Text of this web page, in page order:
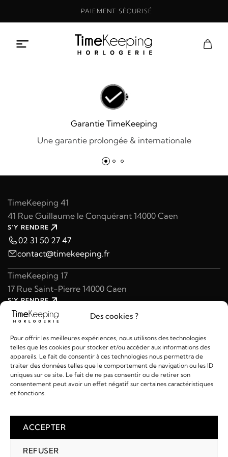
Des cookies ?
Pour offrir les meilleures expériences, nous utilisons des technologies
telles que les cookies pour stocker et/ou accéder aux informations des
appareils. Le fait de consentir à ces technologies nous permettra de
traiter des données telles que le comportement de navigation ou les ID
uniques sur ce site. Le fait de ne pas consentir ou de retirer son
consentement peut avoir un effet négatif sur certaines caractéristiques
et fonctions.
ACCEPTER
REFUSER
PAIEMENT SÉCURISÉ
Garantie TimeKeeping
Une garantie prolongée & internationale
TimeKeeping 41
41 Rue Guillaume le Conquérant 14000 Caen
S'Y RENDRE
02 31 50 27 47
contact@timekeeping.fr
TimeKeeping 17
17 Rue Saint-Pierre 14000 Caen
S'Y RENDRE
02 31 47 49 97
contact@timekeeping.fr
Liens utiles
2026 © TIMEKEEPING - Réalisé par